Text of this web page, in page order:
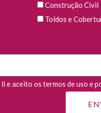
Construção Civil
Toldos e
e aceito os termos de uso e